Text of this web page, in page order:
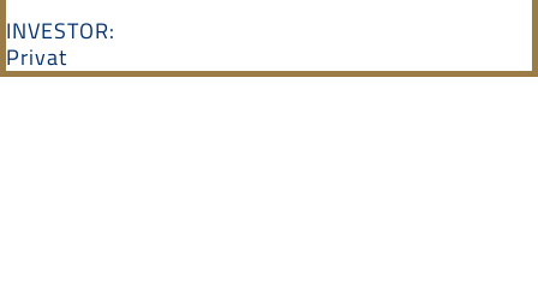
INVESTOR:
Privat